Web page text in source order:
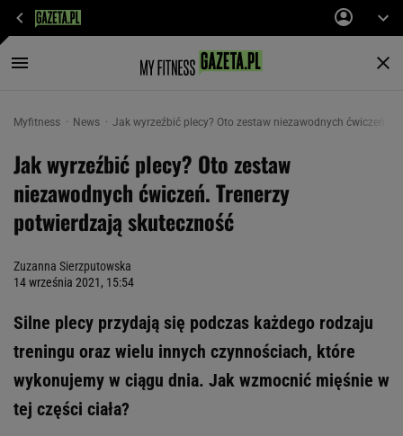
Myfitness News Jak wyrzeźbić plecy? Oto zestaw niezawodnych ćwiczeń.
Jak wyrzeźbić plecy? Oto zestaw
niezawodnych ćwiczeń. Trenerzy
potwierdzają skuteczność
Zuzanna Sierzputowska
14 września 2021, 15:54
Silne plecy przydają się podczas każdego rodzaju
treningu oraz wielu innych czynnościach, które
wykonujemy w ciągu dnia. Jak wzmocnić mięśnie w
tej części ciała?